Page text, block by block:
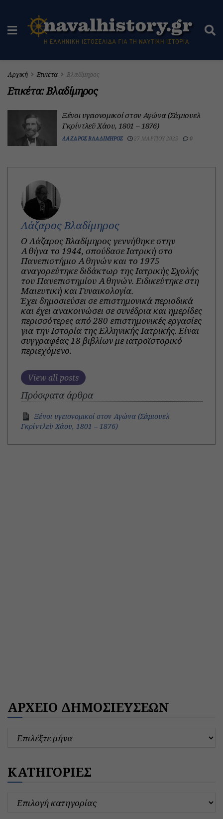
Αρχική Ετικέτα Βλαδίμηρος
Ετικέτα:Βλαδίμηρος
Ξένοι υγειονομικοί στον Αγώνα (Σάμιουελ
Γκρίντλεϋ Χάου, 1801 – 1876)
ΛΆΖΑΡΟΣ ΒΛΑΔΊΜΗΡΟΣ 27 ΜΑΡΤΊΟΥ 2025 0
Λάζαρος Βλαδίμηρος
Ο Λάζαρος Βλαδίμηρος γεννήθηκε στην
Αθήνα το 1944, σπούδασε Ιατρική στο
Πανεπιστήμιο Αθηνών και το 1975
αναγορεύτηκε διδάκτωρ της Ιατρικής Σχολής
του Πανεπιστημίου Αθηνών. Ειδικεύτηκε στη
Μαιευτική και Γυναικολογία.
Έχει δημοσιεύσει σε επιστημονικά περιοδικά
και έχει ανακοινώσει σε συνέδρια και ημερίδες
περισσότερες από 280 επιστημονικές εργασίες
για την Ιστορία της Ελληνικής Ιατρικής. Είναι
συγγραφέας 18 βιβλίων με ιατροϊστορικό
περιεχόμενο.
View all posts
Πρόσφατα άρθρα
Ξένοι υγειονομικοί στον Αγώνα (Σάμιουελ
Γκρίντλεϋ Χάου, 1801 – 1876)
ΑΡΧΕΙΟ ΔΗΜΟΣΙΕΥΣΕΩΝ
ΚΑΤΗΓΟΡΙΕΣ